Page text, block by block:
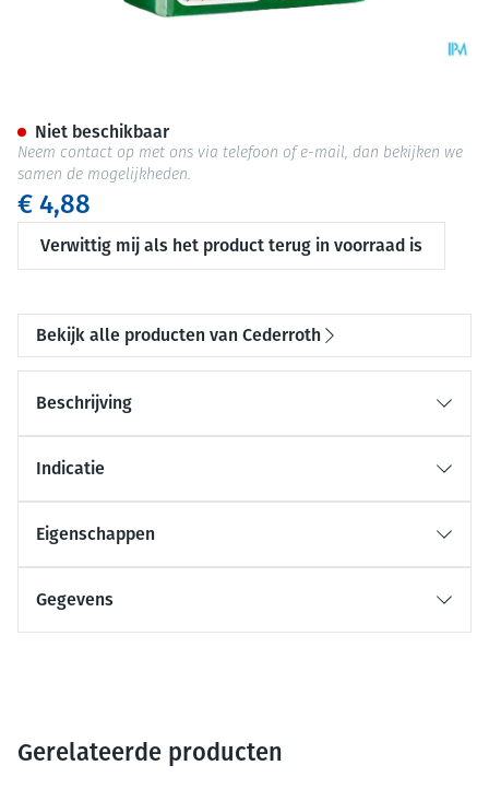
€ 4,88
Verwittig mij als het product terug in voorraad is
Niet beschikbaar
Neem contact op met ons via telefoon of e-mail, dan bekijken we
samen de mogelijkheden.
Bekijk alle producten van Cederroth
Beschrijving
Indicatie
Eigenschappen
Gegevens
Gerelateerde producten